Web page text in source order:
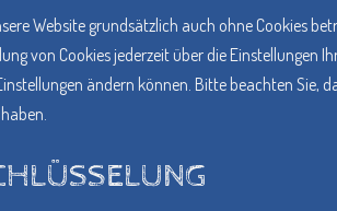
Website grundsätzlich auch ohne Cookies
von Cookies jederzeit über die
ändern können. Bitte beachten Sie,